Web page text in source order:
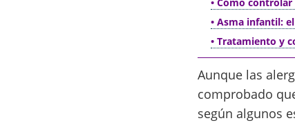
• Asma infantil:
• Tratamiento y
Aunque las
comprobado
según algunos